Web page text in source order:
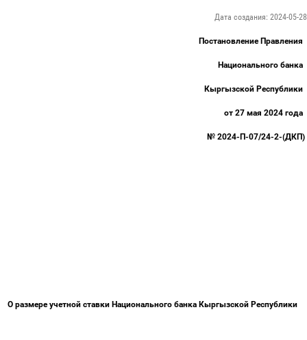
Дата создания: 2024-05-28
Постановление Правления
Национального банка
Кыргызской Республики
от 27 мая 2024 года
№ 2024-П-07/24-2-(ДКП)
О размере учетной ставки Национального банка Кыргызской Республики